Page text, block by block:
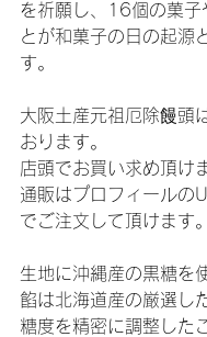
を祈願し、16個の菓子
とが和菓子の日の起源
す。
大阪土産元祖厄除饅頭
おります。
店頭でお買い求め頂け
通販はプロフィールの
でご注文して頂けます。
生地に沖縄産の黒糖を
餡は北海道産の厳選し
糖度を精密に調整した